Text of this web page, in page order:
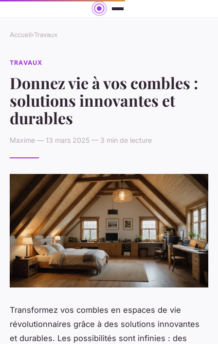
Accueil›Travaux
TRAVAUX
Donnez vie à vos combles :
solutions innovantes et
durables
Maxime — 13 mars 2025 — 3 min de lecture
Transformez vos combles en espaces de vie
révolutionnaires grâce à des solutions innovantes
et durables. Les possibilités sont infinies : des